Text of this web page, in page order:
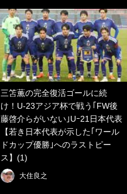
三笘薫の完全復活ゴールに続
け！U-23アジア杯で戦う｢FW後
藤啓介らがいない｣Uｰ21日本代表
【若き日本代表が示した｢ワール
ドカップ優勝｣へのラストピー
ス】(1)
大住良之